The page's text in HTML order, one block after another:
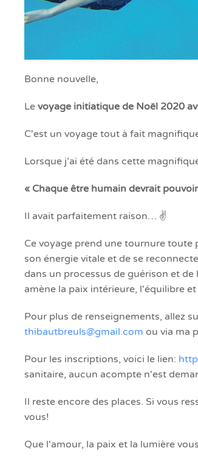
Bonne nouvelle,
Le voyage initiatique de Noël 2020
C'est un voyage tout à fait
Lorsque j’ai été dans cette
« Chaque être humain devrait
Il avait parfaitement raison… ✌️
Ce voyage prend une tournure toute
son énergie vitale et de se
dans un processus de guérison et
amène la paix intérieure, l'équilibre
Pour plus de renseignements, allez
thibautbreuls@gmail.com ou via ma
Pour les inscriptions, voici le lien:
sanitaire, aucun acompte n'est
Il reste encore des places. Si vous
vous!
Que l'amour, la paix et la lumière